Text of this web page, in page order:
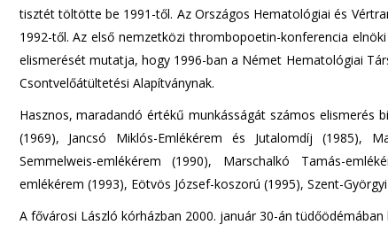
tisztét töltötte be 1991-től. Az Országos Hematológiai és
1992-től. Az első nemzetközi thrombopoetin-konferencia
elismerését mutatja, hogy 1996-ban a Német Hematológiai
Csontvelőátültetési Alapítványnak.
Hasznos, maradandó értékű munkásságát számos elismerés
(1969), Jancsó Miklós-Emlékérem és Jutalomdíj (1985),
Semmelweis-emlékérem (1990), Marschalkó Tamás-
emlékérem (1993), Eötvös József-koszorú (1995), Szent-
A fővárosi László kórházban 2000. január 30-án